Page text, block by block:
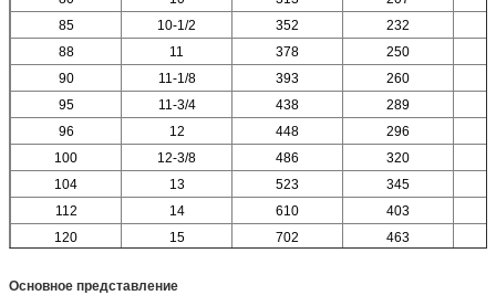
85
10-1/2 352
232
88
11 378
250
90
11-1/8 393
260
95
11-3/4 438
289
96
12 448
296
100
12-3/8 486
320
104
13 523
345
112
14 610
403
120
15 702 463
Основное представление